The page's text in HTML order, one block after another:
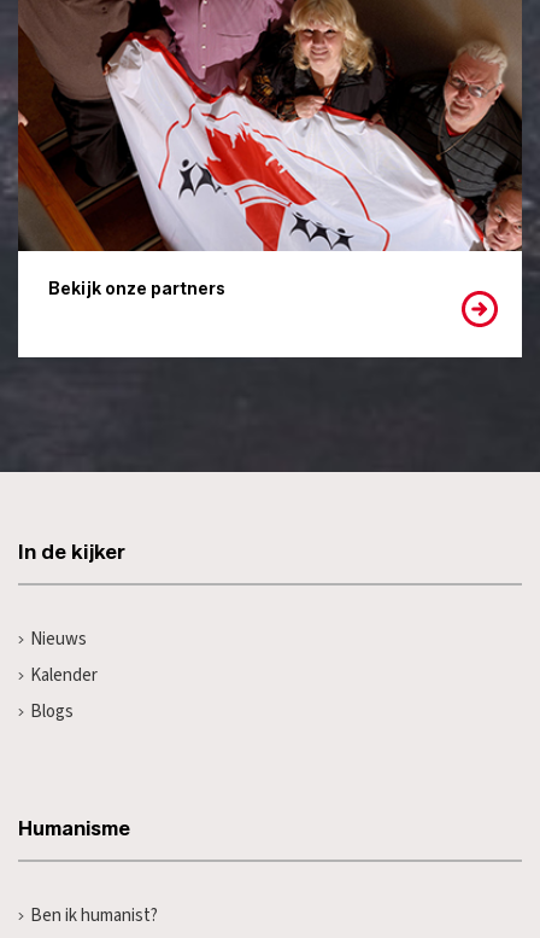
Bekijk onze partners
In de kijker
Nieuws
Kalender
Blogs
Humanisme
Ben ik humanist?